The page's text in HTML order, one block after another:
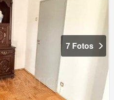
7 Fotos